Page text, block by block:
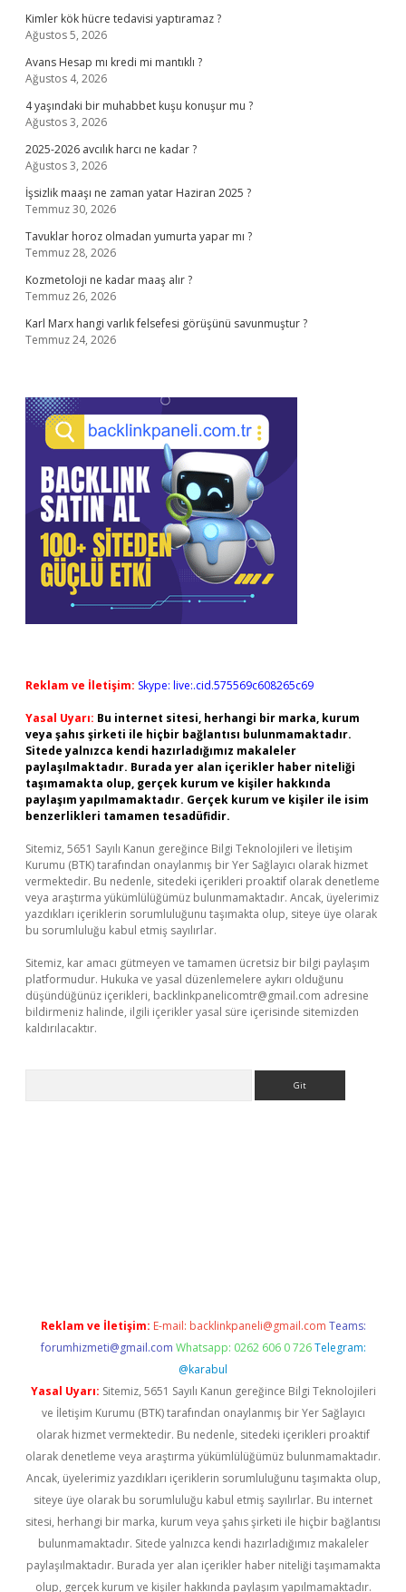
Kimler kök hücre tedavisi yaptıramaz ?
Ağustos 5, 2026
Avans Hesap mı kredi mi mantıklı ?
Ağustos 4, 2026
4 yaşındaki bir muhabbet kuşu konuşur mu ?
Ağustos 3, 2026
2025-2026 avcılık harcı ne kadar ?
Ağustos 3, 2026
İşsizlik maaşı ne zaman yatar Haziran 2025 ?
Temmuz 30, 2026
Tavuklar horoz olmadan yumurta yapar mı ?
Temmuz 28, 2026
Kozmetoloji ne kadar maaş alır ?
Temmuz 26, 2026
Karl Marx hangi varlık felsefesi görüşünü savunmuştur ?
Temmuz 24, 2026
Reklam ve İletişim: Skype: live:.cid.575569c608265c69
Yasal Uyarı: Bu internet sitesi, herhangi bir marka, kurum
veya şahıs şirketi ile hiçbir bağlantısı bulunmamaktadır.
Sitede yalnızca kendi hazırladığımız makaleler
paylaşılmaktadır. Burada yer alan içerikler haber niteliği
taşımamakta olup, gerçek kurum ve kişiler hakkında
paylaşım yapılmamaktadır. Gerçek kurum ve kişiler ile isim
benzerlikleri tamamen tesadüfidir.
Sitemiz, 5651 Sayılı Kanun gereğince Bilgi Teknolojileri ve İletişim
Kurumu (BTK) tarafından onaylanmış bir Yer Sağlayıcı olarak hizmet
vermektedir. Bu nedenle, sitedeki içerikleri proaktif olarak denetleme
veya araştırma yükümlülüğümüz bulunmamaktadır. Ancak, üyelerimiz
yazdıkları içeriklerin sorumluluğunu taşımakta olup, siteye üye olarak
bu sorumluluğu kabul etmiş sayılırlar.
Sitemiz, kar amacı gütmeyen ve tamamen ücretsiz bir bilgi paylaşım
platformudur. Hukuka ve yasal düzenlemelere aykırı olduğunu
düşündüğünüz içerikleri, backlinkpanelicomtr@gmail.com adresine
bildirmeniz halinde, ilgili içerikler yasal süre içerisinde sitemizden
kaldırılacaktır.
Reklam ve İletişim: E-mail: backlinkpaneli@gmail.com Teams:
forumhizmeti@gmail.com Whatsapp: 0262 606 0 726 Telegram:
@karabul
Yasal Uyarı: Sitemiz, 5651 Sayılı Kanun gereğince Bilgi Teknolojileri
ve İletişim Kurumu (BTK) tarafından onaylanmış bir Yer Sağlayıcı
olarak hizmet vermektedir. Bu nedenle, sitedeki içerikleri proaktif
olarak denetleme veya araştırma yükümlülüğümüz bulunmamaktadır.
Ancak, üyelerimiz yazdıkları içeriklerin sorumluluğunu taşımakta olup,
siteye üye olarak bu sorumluluğu kabul etmiş sayılırlar. Bu internet
sitesi, herhangi bir marka, kurum veya şahıs şirketi ile hiçbir bağlantısı
bulunmamaktadır. Sitede yalnızca kendi hazırladığımız makaleler
paylaşılmaktadır. Burada yer alan içerikler haber niteliği taşımamakta
olup, gerçek kurum ve kişiler hakkında paylaşım yapılmamaktadır.